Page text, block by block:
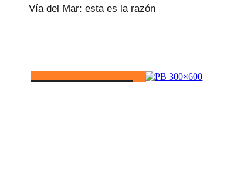
Vía del Mar: esta es la razón